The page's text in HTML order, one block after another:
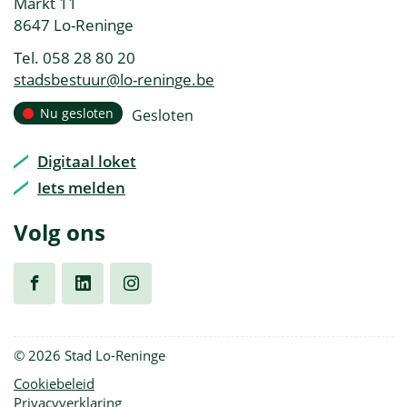
openingsuren
,8647 Lo-Reninge
Tel. 058 28 80 20
E-
mail
stadsbestuur@lo-reninge.be
Openingsuren
Vandaag
Nu gesloten Gesloten
Digitaal loket
Iets melden
Volg ons
ons
ons
ons
© 2026 Stad Lo-Reninge
Cookiebeleid
Privacyverklaring